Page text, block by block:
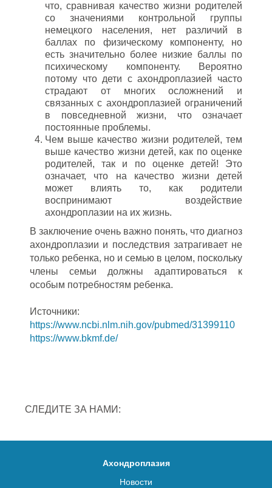
что, сравнивая качество жизни родителей
со значениями контрольной группы
немецкого населения, нет различий в
баллах по физическому компоненту, но
есть значительно более низкие баллы по
психическому компоненту. Вероятно
потому что дети с ахондроплазией часто
страдают от многих осложнений и
связанных с ахондроплазией ограничений
в повседневной жизни, что означает
постоянные проблемы.
Чем выше качество жизни родителей, тем
выше качество жизни детей, как по оценке
родителей, так и по оценке детей! Это
означает, что на качество жизни детей
может влиять то, как родители
воспринимают воздействие
ахондроплазии на их жизнь.
В заключение очень важно понять, что диагноз
ахондроплазии и последствия затрагивает не
только ребенка, но и семью в целом, поскольку
члены семьи должны адаптироваться к
особым потребностям ребенка.
Источники:
https://www.ncbi.nlm.nih.gov/pubmed/31399110
https://www.bkmf.de/
СЛЕДИТЕ ЗА НАМИ:
Ахондроплазия
Новости